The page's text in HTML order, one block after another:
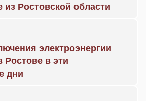
Ростовской области
электроэнергии
в эти
дни